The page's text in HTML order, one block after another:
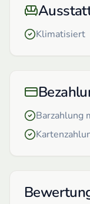
Klimatisiert
Barzahlung